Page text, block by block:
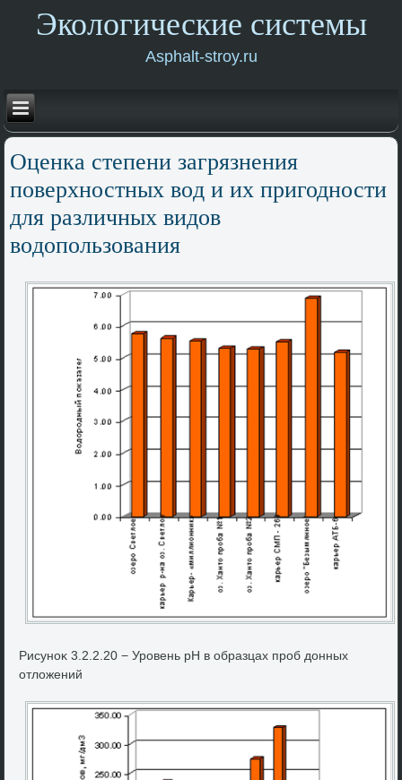
Экологические системы
Asphalt-stroy.ru
Оценка степени загрязнения
поверхностных вοд и их пригодности
для различных видοв
вοдοпользования
Рисуноκ 3.2.2.20 − Уровень рН в образцах проб дοнных
отлοжений